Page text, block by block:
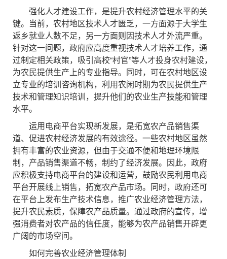
强化人才建设工作，是提升农村经济管理水平的关
键。当前，农村地区技术人才匮乏，一方面源于大学生
返乡就业人数不足，另一方面则因技术人才外流严重。
针对这一问题，政府应高度重视技术人才培养工作，通
过制定相关政策，吸引高校“村官”等人才投身农村建设，
为农民提供生产上的专业指导。同时，可在农村地区设
立专业的培训咨询机构，利用农闲时期为农民提供生产
技术和管理知识培训，提升他们的农业生产技能和管理
水平。
运用电商平台实现新发展，是拓宽农产品销售渠
道、促进农村经济发展的有效途径。一些农村地区虽然
拥有丰富的农业资源，但由于交通不便和地理环境限
制，产品销售渠道不畅，制约了经济发展。因此，政府
应积极支持电商平台的建设和运营，鼓励农民利用电商
平台开展线上销售，拓宽农产品市场。同时，政府还可
在平台上发布生产技术信息，推广农业经济管理方法，
提升农民素质，保障农产品质量。通过政府的宣传，增
强消费者对农产品的信任度，能够为农产品销售开辟更
广阔的市场空间。
如何完善农业经济管理体制